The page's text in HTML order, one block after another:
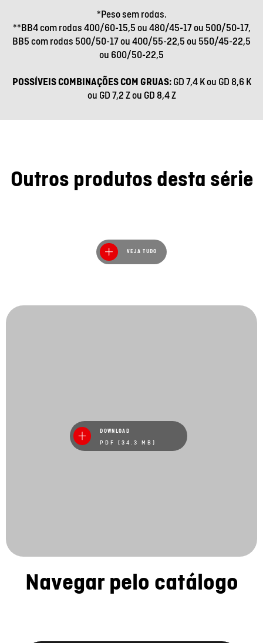
*Peso sem rodas.
**BB4 com rodas 400/60-15,5 ou 480/45-17 ou 500/50-17,
BB5 com rodas 500/50-17 ou 400/55-22,5 ou 550/45-22,5
ou 600/50-22,5
POSSÍVEIS COMBINAÇÕES COM GRUAS:GD 7,4 K ou GD 8,6 K
ou GD 7,2 Z ou GD 8,4 Z
Outros produtos desta série
VEJA TUDO
DOWNLOAD
PDF (34.3 MB)
Navegar pelo catálogo